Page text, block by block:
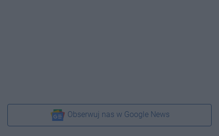
Obserwuj nas w Google News